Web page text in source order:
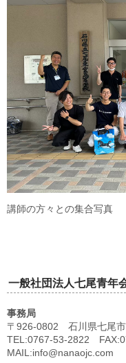
講師の方々との集合写真
一般社団法人七尾青年
事務局
〒926-0802 石川県七尾
TEL:0767-53-2822
MAIL:info@nanaojc.com